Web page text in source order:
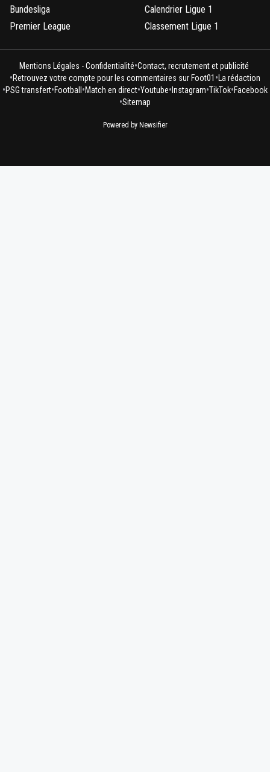
Bundesliga
Premier League
Calendrier Ligue 1
Classement Ligue 1
Mentions Légales - Confidentialité•Contact, recrutement et publicité
•Retrouvez votre compte pour les commentaires sur Foot01 •La rédaction
•PSG transfert•Football •Match en direct•Youtube• Instagram•TikTok•Facebook
•Sitemap
Powered by Newsifier